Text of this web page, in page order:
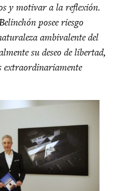
y motivar a la reflexión.
posee riesgo
ambivalente del
su deseo de libertad,
extraordinariamente